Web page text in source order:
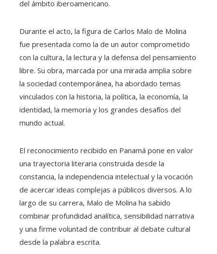
del ámbito iberoamericano.
Durante el acto, la figura de Carlos Malo de Molina
fue presentada como la de un autor comprometido
con la cultura, la lectura y la defensa del pensamiento
libre. Su obra, marcada por una mirada amplia sobre
la sociedad contemporánea, ha abordado temas
vinculados con la historia, la política, la economía, la
identidad, la memoria y los grandes desafíos del
mundo actual.
El reconocimiento recibido en Panamá pone en valor
una trayectoria literaria construida desde la
constancia, la independencia intelectual y la vocación
de acercar ideas complejas a públicos diversos. A lo
largo de su carrera, Malo de Molina ha sabido
combinar profundidad analítica, sensibilidad narrativa
y una firme voluntad de contribuir al debate cultural
desde la palabra escrita.